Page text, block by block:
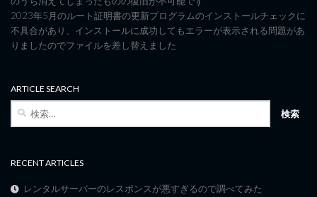
2023年5月のルート証明書の更新プログラムのインストールチェックに
不具合があり、インストールに成功してもエラーが表示される問題があ
りましたのでファイルを差し替えました
ARTICLE SEARCH
検
RECENT ARTICLES
レンタルサーバーのレスポンスが悪すぎるので調べてみた